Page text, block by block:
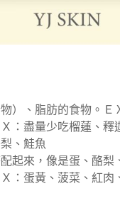
）、脂肪的食物。Ｅ
：盡量少吃榴蓮、釋
、鮭魚
起來，像是蛋、酪梨
：蛋黃、菠菜、紅肉